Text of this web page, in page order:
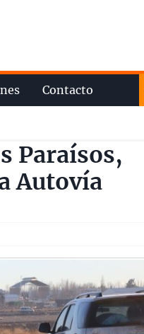
Contacto
Paraísos,
Autovía